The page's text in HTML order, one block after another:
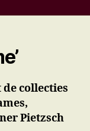
collecties
Pietzsch